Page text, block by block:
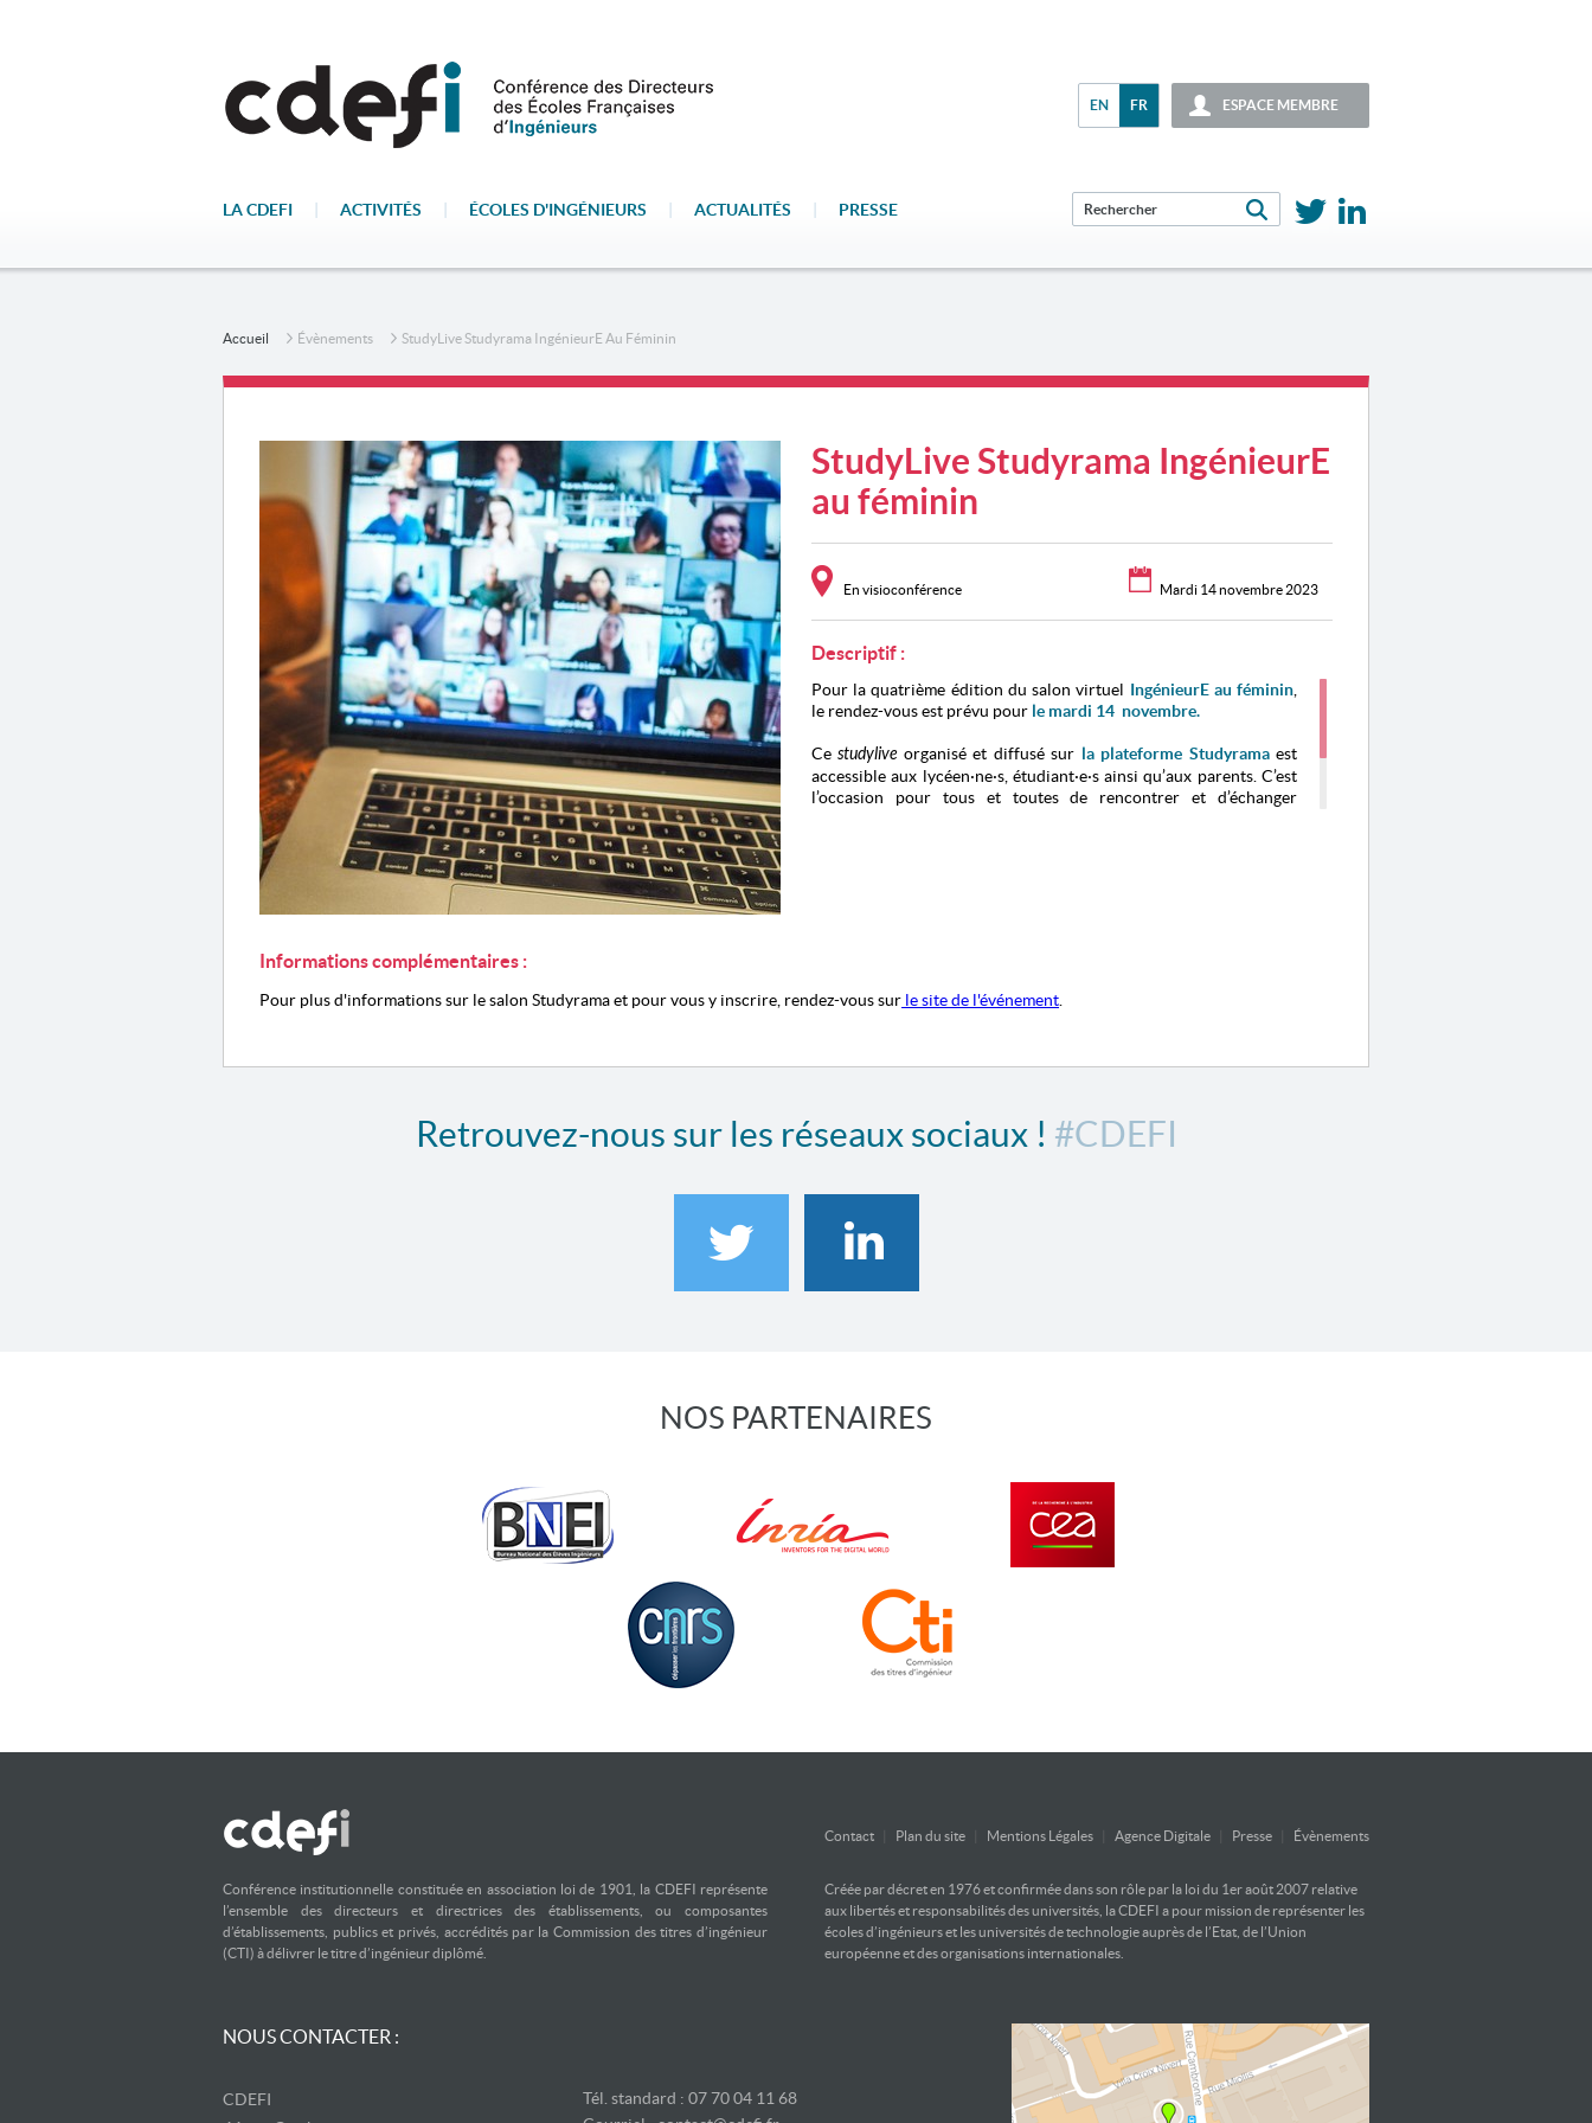
ESPACE MEMBRE
EN FR
LA CDEFI ACTIVITÉS ÉCOLES D'INGÉNIEURS ACTUALITÉS PRESSE
Accueil Évènements StudyLive Studyrama IngénieurE Au Féminin
StudyLive Studyrama IngénieurE
au féminin
En visioconférence Mardi 14 novembre 2023
Descriptif :
Pour la quatrième édition du salon virtuel IngénieurE au féminin
le rendez-vous est prévu pour le mardi 14 novembre.
Cestudyliveorganisé et diffusé sur la plateforme Studyramaest
accessible aux lycéen·ne·s, étudiant·e·s ainsi qu’aux parents. C’est
l’occasion pour tous et toutes de rencontrer et d’échanger
Informations complémentaires :
Pour plus d'informations sur le salon Studyrama et pour vous y inscrire, rendez-vous sur lesite de l'événement
Retrouvez-nous sur les réseaux sociaux ! #CDEFI
NOS PARTENAIRES
Contact Plan du site Mentions Légales Agence Digitale Presse Évènements
Conférence institutionnelle constituée en association loi de 1901, la CDEFI représente
l’ensemble des directeurs et directrices des établissements, ou composantes
d’établissements, publics et privés, accrédités par la Commission des titres d’ingénieur
(CTI) à délivrer le titre d’ingénieur diplômé.
Créée par décret en 1976 et confirmée dans son rôle par la loi du 1er août 2007 relative
aux libertés et responsabilités des universités, la CDEFI a pour mission de représenter les
écoles d’ingénieurs et les universités de technologie auprès de l’Etat, de l’Union
européenne et des organisations internationales.
NOUS CONTACTER :
CDEFI
Tél. standard : 07 70 04 11 68